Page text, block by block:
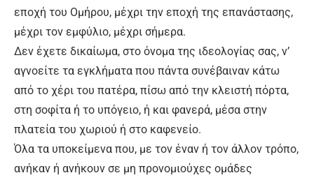
εποχή του Ομήρου, μέχρι την εποχή της επανάστασης,
μέχρι τον εμφύλιο, μέχρι σήμερα.
Δεν έχετε δικαίωμα, στο όνομα της ιδεολογίας σας, ν’
αγνοείτε τα εγκλήματα που πάντα συνέβαιναν κάτω
από το χέρι του πατέρα, πίσω από την κλειστή πόρτα,
στη σοφίτα ή το υπόγειο, ή και φανερά, μέσα στην
πλατεία του χωριού ή στο καφενείο.
Όλα τα υποκείμενα που, με τον έναν ή τον άλλον τρόπο,
ανήκαν ή ανήκουν σε μη προνομιούχες ομάδες